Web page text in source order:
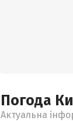
Погода
Актуальна